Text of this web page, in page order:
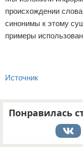
происхождении
синонимы к этому
примеры
Источник
Понравилась